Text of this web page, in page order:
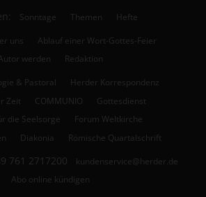
Sonntage Themen Hefte
uns
Ablauf einer Wort-Gottes-Feier
werden
Redaktion
& Pastoral
Herder Korrespondenz
Zeit
COMMUNIO
Gottesdienst
die Seelsorge
Forum Weltkirche
Diakonia Römische Quartalschrift
761 2717200
kundenservice@herder.de
Abo online kündigen